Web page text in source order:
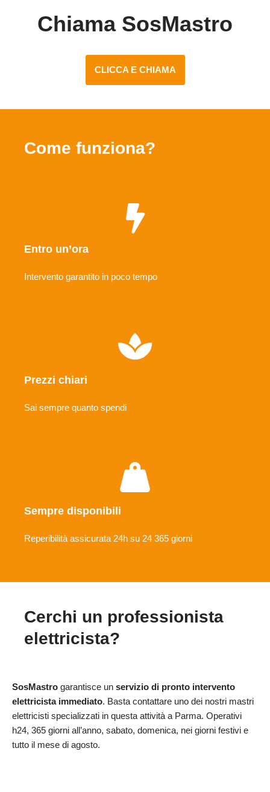
Chiama SosMastro
CLICCA E CHIAMA
Come funziona?
Entro un’ora
Intervento garantito in poco tempo
Prezzi chiari
Sai sempre quanto spendi
Sempre disponibili
Reperibilità assicurata 24h su 24 365 giorni
Cerchi un professionista
elettricista?
SosMastro garantisce un servizio di pronto intervento
elettricista immediato. Basta contattare uno dei nostri mastri
elettricisti specializzati in questa attività a Parma. Operativi
h24, 365 giorni all’anno, sabato, domenica, nei giorni festivi e
tutto il mese di agosto.